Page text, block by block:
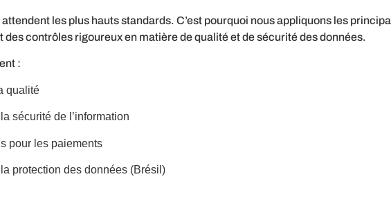
les plus hauts standards. C’est pourquoi nous appliquons les
contrôles rigoureux en matière de qualité et de sécurité des données.
:
qualité
sécurité de l’information
pour les paiements
protection des données (Brésil)